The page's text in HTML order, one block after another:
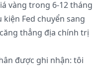
vàng trong 6-12 tháng
kiện Fed chuyển sang
thẳng địa chính trị
được ghi nhận: tôi